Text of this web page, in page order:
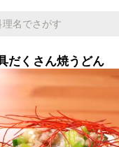
だくさん焼うどん